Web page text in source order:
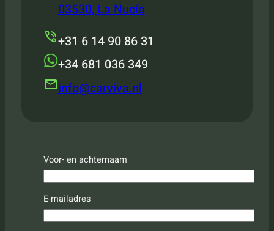
03530, La Nucía
+31 6 14 90 86 31
+34 681 036 349
info@carviva.nl
Voor- en achternaam
E-mailadres